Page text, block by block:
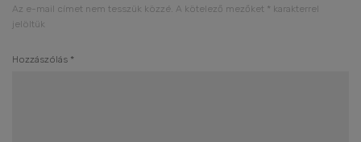
Az e-mail címet nem tesszük közzé. A kötelező mezőket * karakterrel
jelöltük
Hozzászólás *